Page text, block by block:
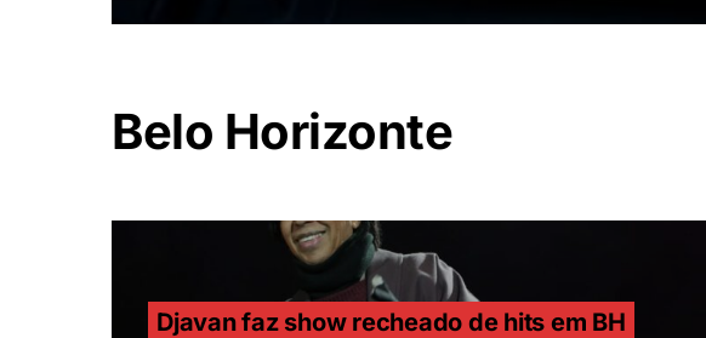
Belo Horizonte
Djavan faz show recheado de hits em BH